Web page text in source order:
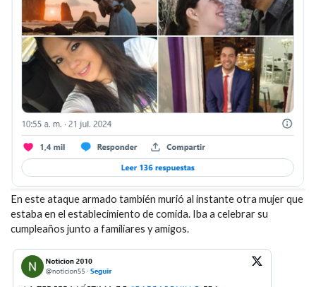
En este ataque armado también murió al instante otra mujer que
estaba en el establecimiento de comida. Iba a celebrar su
cumpleaños junto a familiares y amigos.